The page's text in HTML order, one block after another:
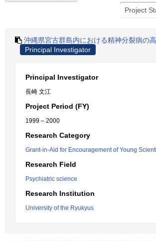
沖縄県宮古群島内における精神分裂病の
Principal Investigator
Principal Investigator
長崎 文江
Project Period (FY)
1999 – 2000
Research Category
Grant-in-Aid for Encouragement of Young
Research Field
Psychiatric science
Research Institution
University of the Ryukyus